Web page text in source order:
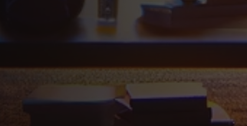
Dostawca / Domena